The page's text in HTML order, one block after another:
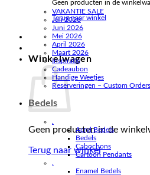
Geen producten in de
Terug naar winkel
Winkelwagen
Geen producten in de
Terug naar winkel
VAKANTIE SALE
Juli 2026
Juni 2026
Mei 2026
April 2026
Maart 2026
Inspiratie
Cadeaubon
Handige Weetjes
Reserveringen – Custom Orders
Bedels
.
Acryl Bedels
Bedels
Cabochons
Cartoon Pendants
.
Enamel Bedels